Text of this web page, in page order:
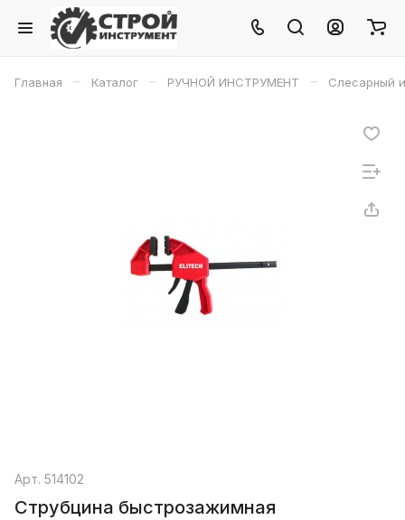
Главная – Каталог – РУЧНОЙ ИНСТРУМЕНТ – Слесарный
Арт. 514102
Струбцина быстрозажимная